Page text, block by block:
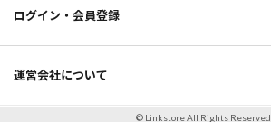
運営会社について
ログイン・会員登録
© Linkstore All Rights Reserved